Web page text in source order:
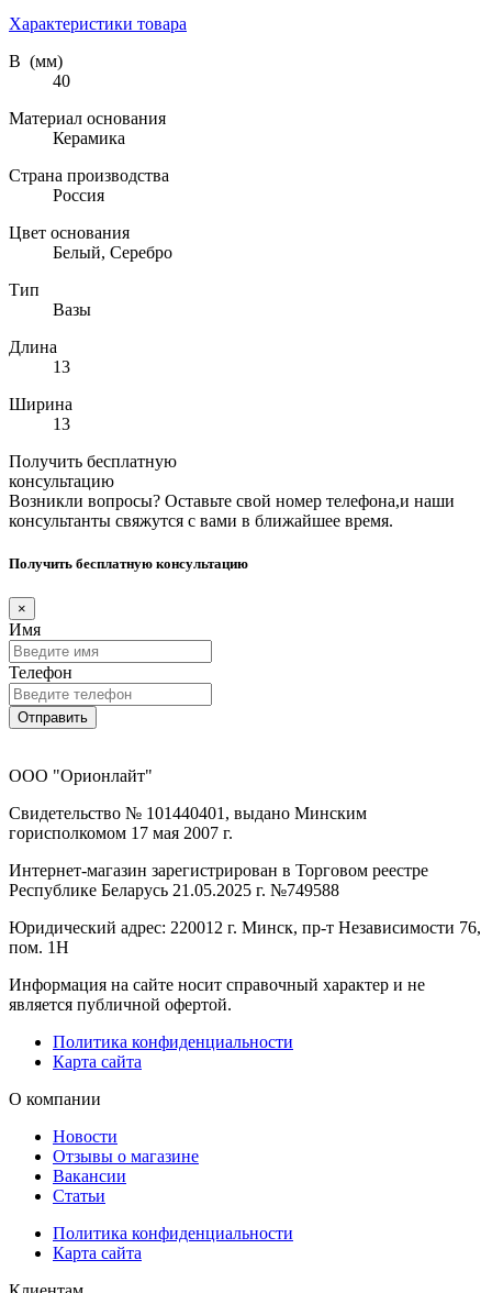
Характеристики товара
В (мм)
40
Материал основания
Керамика
Страна производства
Россия
Цвет основания
Белый, Серебро
Тип
Вазы
Длина
13
Ширина
13
Получить бесплатную
консультацию
Возникли вопросы? Оставьте свой номер телефона,и наши
консультанты свяжутся с вами в ближайшее время.
Получить бесплатную консультацию
×
Имя
Телефон
Отправить
ООО "Орионлайт"
Свидетельство № 101440401, выдано Минским
горисполкомом 17 мая 2007 г.
Интернет-магазин зарегистрирован в Торговом реестре
Республике Беларусь 21.05.2025 г. №749588
Юридический адрес: 220012 г. Минск, пр-т Независимости 76,
пом. 1Н
Информация на сайте носит справочный характер и не
является публичной офертой.
Политика конфиденциальности
Карта сайта
О компании
Новости
Отзывы о магазине
Вакансии
Статьи
Политика конфиденциальности
Карта сайта